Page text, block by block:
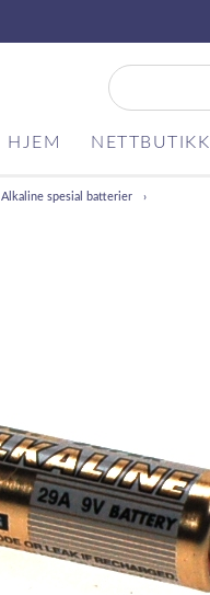
HJEM NETTBUTIKK
Alkaline spesial batterier